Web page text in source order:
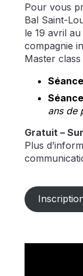
Pour vous
Bal Saint-
le 19 avril au
compagnie
Master
ans de
Gratuit –
Plus